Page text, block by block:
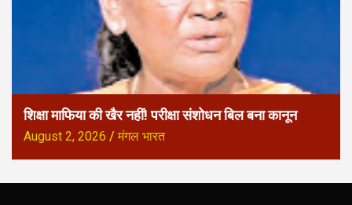
शिक्षा माफिया की खैर नहीं! परीक्षा संशोधन बिल बना कानून
August 2, 2026 मंगल भारत